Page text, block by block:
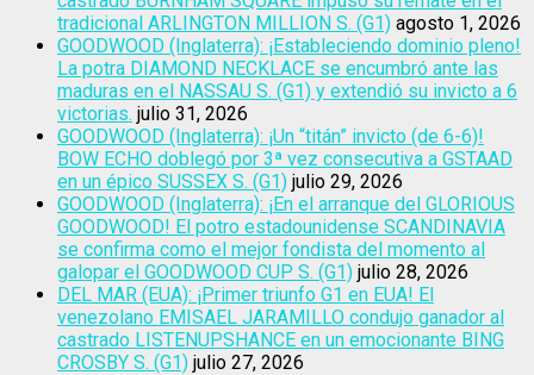
tradicional ARLINGTON MILLION S. (G1) agosto 1, 2026
GOODWOOD (Inglaterra): ¡Estableciendo dominio pleno!
La potra DIAMOND NECKLACE se encumbró ante las
maduras en el NASSAU S. (G1) y extendió su invicto a 6
victorias. julio 31, 2026
GOODWOOD (Inglaterra): ¡Un “titán” invicto (de 6-6)!
BOW ECHO doblegó por 3ª vez consecutiva a GSTAAD
en un épico SUSSEX S. (G1) julio 29, 2026
GOODWOOD (Inglaterra): ¡En el arranque del GLORIOUS
GOODWOOD! El potro estadounidense SCANDINAVIA
se confirma como el mejor fondista del momento al
galopar el GOODWOOD CUP S. (G1) julio 28, 2026
DEL MAR (EUA): ¡Primer triunfo G1 en EUA! El
venezolano EMISAEL JARAMILLO condujo ganador al
castrado LISTENUPSHANCE en un emocionante BING
CROSBY S. (G1) julio 27, 2026